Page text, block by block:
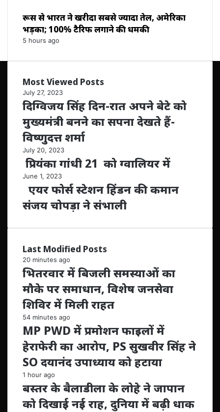
रूस से भारत ने खरीदा सबसे ज्यादा तेल, अमेरिका
भड़का; 100% टैरिफ लगाने की धमकी
5 hours ago
Most Viewed Posts
July 27, 2023
दिग्विजय सिंह दिन-रात अपने बेटे को
मुख्यमंत्री बनने का सपना देखते हैं-
विष्णुदत्त शर्मा
July 20, 2023
प्रियंका गांधी 21 को ग्वालियर में
June 1, 2023
एयर फोर्स स्टेशन हिंडन की कमान
संजय चोपड़ा ने संभाली
Last Modified Posts
20 minutes ago
भितरवार में बिजली समस्याओं का
मौके पर समाधान, विशेष जनसेवा
शिविर में मिली राहत
54 minutes ago
MP PWD में प्रमोशन फाइलों में
हेराफेरी का आरोप, PS सुखवीर सिंह ने
SO दयानंद उपाध्याय को हटाया
1 hour ago
बस्तर के बैलाडीला के लोहे ने जापान
को दिखाई नई राह, दुनिया में बढ़ी धाक